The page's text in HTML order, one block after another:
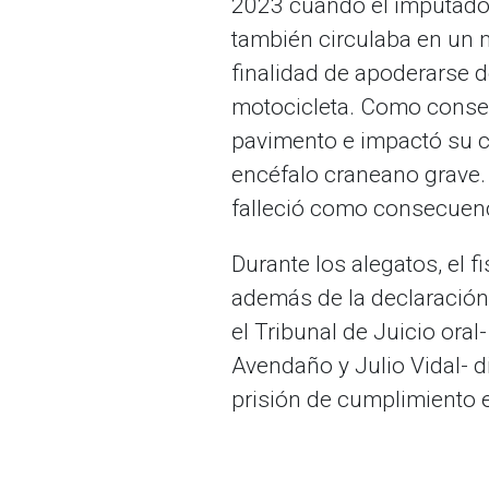
también circulaba en un
finalidad de apoderarse
motocicleta. Como
pavimento e impactó su
encéfalo craneano
falleció como
Durante los alegatos, el
además de la
el Tribunal de Juicio
Avendaño y Julio Vidal-
prisión de cumplimiento